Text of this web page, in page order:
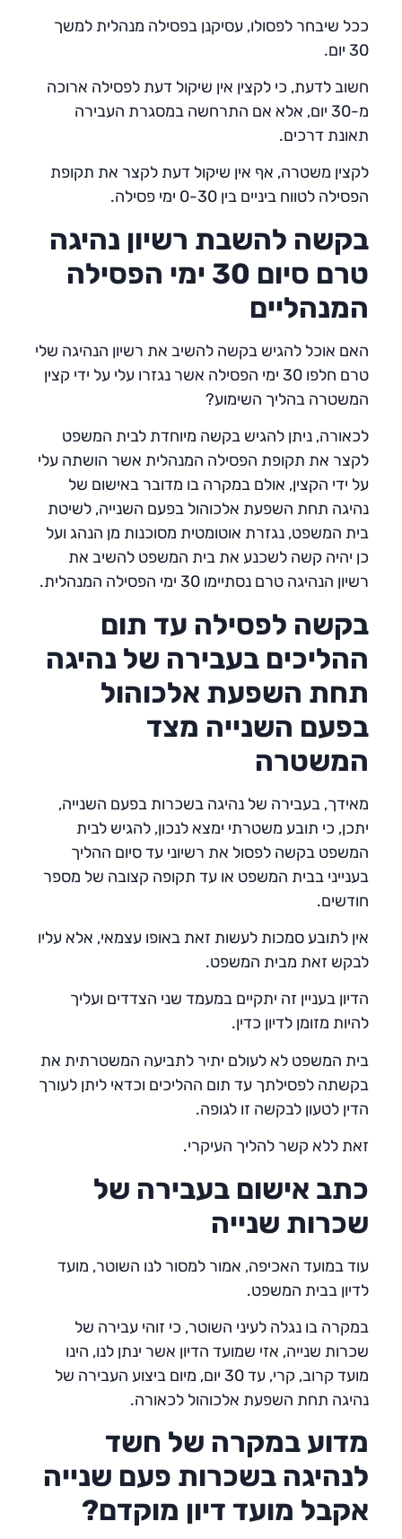
ככל שיבחר לפסולו, עסיקנן בפסילה מנהלית למשך
30 יום.
חשוב לדעת, כי לקצין אין שיקול דעת לפסילה ארוכה
מ-30 יום, אלא אם התרחשה במסגרת העבירה
תאונת דרכים.
לקצין משטרה, אף אין שיקול דעת לקצר את תקופת
הפסילה לטווח ביניים בין 0-30 ימי פסילה.
בקשה להשבת רשיון נהיגה
טרם סיום 30 ימי הפסילה
המנהליים
האם אוכל להגיש בקשה להשיב את רשיון הנהיגה שלי
טרם חלפו 30 ימי הפסילה אשר נגזרו עלי על ידי קצין
המשטרה בהליך השימוע?
לכאורה, ניתן להגיש בקשה מיוחדת לבית המשפט
לקצר את תקופת הפסילה המנהלית אשר הושתה עלי
על ידי הקצין, אולם במקרה בו מדובר באישום של
נהיגה תחת השפעת אלכוהול בפעם השנייה, לשיטת
בית המשפט, נגזרת אוטומטית מסוכנות מן הנהג ועל
כן יהיה קשה לשכנע את בית המשפט להשיב את
רשיון הנהיגה טרם נסתיימו 30 ימי הפסילה המנהלית.
בקשה לפסילה עד תום
ההליכים בעבירה של נהיגה
תחת השפעת אלכוהול
בפעם השנייה מצד
המשטרה
מאידך, בעבירה של נהיגה בשכרות בפעם השנייה,
יתכן, כי תובע משטרתי ימצא לנכון, להגיש לבית
המשפט בקשה לפסול את רשיוני עד סיום ההליך
בענייני בבית המשפט או עד תקופה קצובה של מספר
חודשים.
אין לתובע סמכות לעשות זאת באופו עצמאי, אלא עליו
לבקש זאת מבית המשפט.
הדיון בעניין זה יתקיים במעמד שני הצדדים ועליך
להיות מזומן לדיון כדין.
בית המשפט לא לעולם יתיר לתביעה המשטרתית את
בקשתה לפסילתך עד תום ההליכים וכדאי ליתן לעורך
הדין לטעון לבקשה זו לגופה.
זאת ללא קשר להליך העיקרי.
כתב אישום בעבירה של
שכרות שנייה
עוד במועד האכיפה, אמור למסור לנו השוטר, מועד
לדיון בבית המשפט.
במקרה בו נגלה לעיני השוטר, כי זוהי עבירה של
שכרות שנייה, אזי שמועד הדיון אשר ינתן לנו, הינו
מועד קרוב, קרי, עד 30 יום, מיום ביצוע העבירה של
נהיגה תחת השפעת אלכוהול לכאורה.
מדוע במקרה של חשד
לנהיגה בשכרות פעם שנייה
אקבל מועד דיון מוקדם?